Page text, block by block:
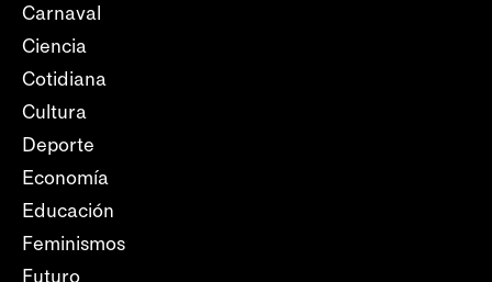
Carnaval
Ciencia
Cotidiana
Cultura
Deporte
Economía
Educación
Feminismos
Futuro